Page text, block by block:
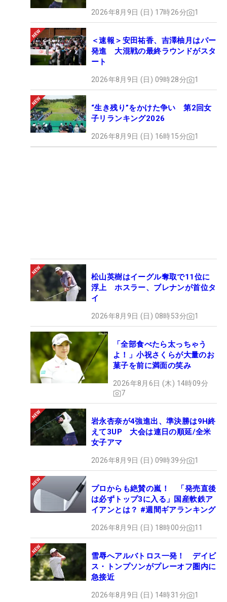
2026年8月9日 (日) 17時26分 1
＜速報＞安田祐香、吉澤柚月はパー
発進 大混戦の最終ラウンドがスタ
ート
2026年8月9日 (日) 09時28分 1
“生き残り”をかけた争い 第2回女
子リランキング2026
2026年8月9日 (日) 16時15分 1
松山英樹はイーグル奪取で11位に
浮上 ホスラー、ブレナンが首位タ
イ
2026年8月9日 (日) 08時53分 1
「全部食べたら太っちゃう
よ！」小祝さくらが大量のお
菓子を前に満面の笑み
2026年8月6日 (木) 14時09分
7
岩永杏奈が4強進出、準決勝は9H終
えて3UP 大会は連日の順延/全米
女子アマ
2026年8月9日 (日) 09時39分 1
プロからも絶賛の嵐！ 「発売直後
は必ずトップ3に入る」国産軟鉄ア
イアンとは？ #週間ギアランキング
2026年8月9日 (日) 18時00分 11
雪辱へアルバトロス一発！ デイビ
ス・トンプソンがプレーオフ圏内に
急接近
2026年8月9日 (日) 14時31分 1